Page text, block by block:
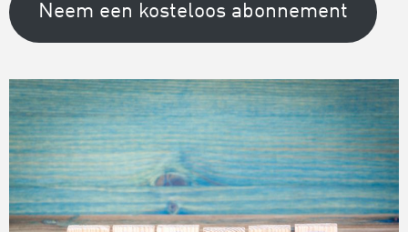
Neem een kosteloos abonnement